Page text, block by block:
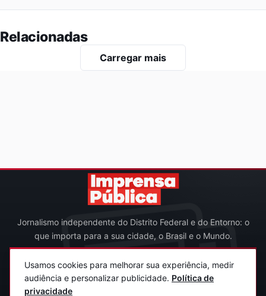
Relacionadas
Carregar mais
Jornalismo independente do Distrito Federal e do Entorno: o
que importa para a sua cidade, o Brasil e o Mundo.
INSTITUCIONAL
Quem somos Expediente Termos de Uso
Usamos cookies para melhorar sua experiência, medir
audiência e personalizar publicidade. Política de
privacidade